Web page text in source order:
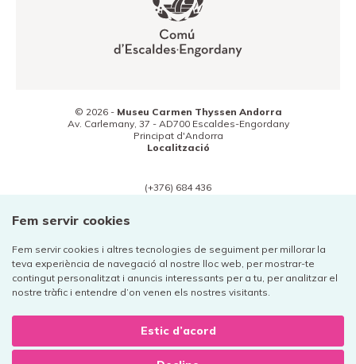
Fem servir cookies
Fem servir cookies i altres tecnologies de seguiment per millorar la
teva experiència de navegació al nostre lloc web, per mostrar-te
contingut personalitzat i anuncis interessants per a tu, per analitzar el
nostre tràfic i entendre d’on venen els nostres visitants.
Estic d’acord
© 2026 - Museu Carmen Thyssen Andorra
Av. Carlemany, 37 - AD700 Escaldes-Engordany
Principat d'Andorra
Localització
(+376) 684 436
Avís legal